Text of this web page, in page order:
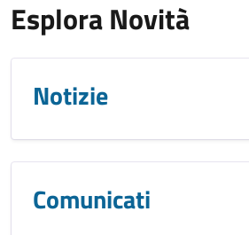
Esplora Novità
Notizie
Comunicati